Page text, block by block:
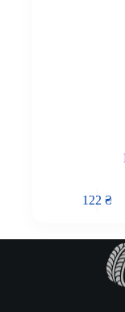
122₴